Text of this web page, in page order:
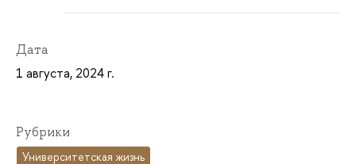
Дата
1 августа, 2024 г.
Рубрики
Университетская жизнь